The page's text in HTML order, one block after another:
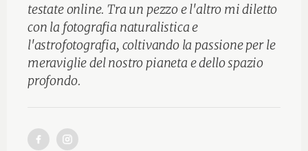
testate online. Tra un pezzo e l'altro mi diletto
con la fotografia naturalistica e
l'astrofotografia, coltivando la passione per le
meraviglie del nostro pianeta e dello spazio
profondo.